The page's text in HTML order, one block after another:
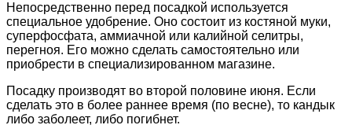
Непосредственно перед посадкой используется
специальное удобрение. Оно состоит из костяной муки,
суперфосфата, аммиачной или калийной селитры,
перегноя. Его можно сделать самостоятельно или
приобрести в специализированном магазине.
Посадку производят во второй половине июня. Если
сделать это в более раннее время (по весне), то кандык
либо заболеет, либо погибнет.